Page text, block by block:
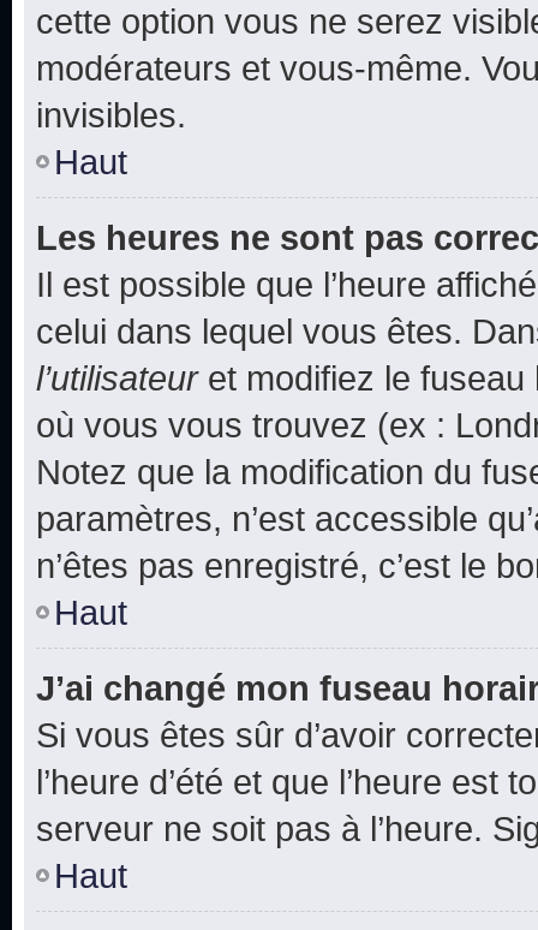
cette option vous ne serez
modérateurs et vous-même.
invisibles.
Haut
Les heures ne sont pas
Il est possible que l’heure
celui dans lequel vous êtes.
l’utilisateuret modifiez le fuseau
où vous vous trouvez (ex :
Notez que la modification du
paramètres, n’est accessible
n’êtes pas enregistré, c’est le
Haut
J’ai changé mon fuseau
Si vous êtes sûr d’avoir
l’heure d’été et que l’heure est
serveur ne soit pas à l’heure.
Haut